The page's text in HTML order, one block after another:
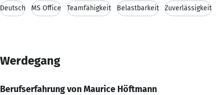
Deutsch MS Office Teamfähigkeit Belastbarkeit Zuverlässigkeit
Werdegang
Berufserfahrung von Maurice Höftmann